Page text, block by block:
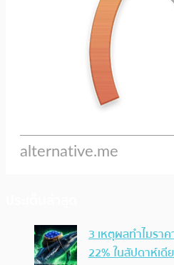
3 เหตุผลทำไมรา
22% ในสัปดาห์เดี